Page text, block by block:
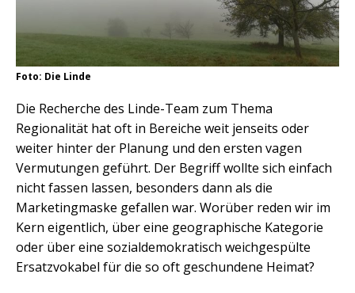
Foto: Die Linde
Die Recherche des Linde-Team zum Thema
Regionalität hat oft in Bereiche weit jenseits oder
weiter hinter der Planung und den ersten vagen
Vermutungen geführt. Der Begriff wollte sich einfach
nicht fassen lassen, besonders dann als die
Marketingmaske gefallen war. Worüber reden wir im
Kern eigentlich, über eine geographische Kategorie
oder über eine sozialdemokratisch weichgespülte
Ersatzvokabel für die so oft geschundene Heimat?